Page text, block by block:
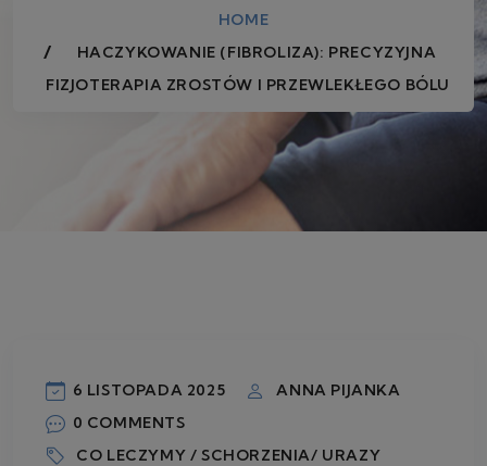
HOME
HACZYKOWANIE (FIBROLIZA): PRECYZYJNA
FIZJOTERAPIA ZROSTÓW I PRZEWLEKŁEGO BÓLU
6 LISTOPADA 2025
ANNA PIJANKA
0 COMMENTS
CO LECZYMY / SCHORZENIA/ URAZY